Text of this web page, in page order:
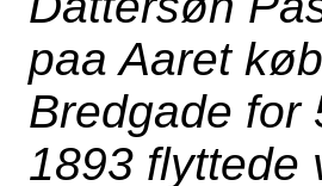
paa Aaret
Bredgade for
1893 flyttede